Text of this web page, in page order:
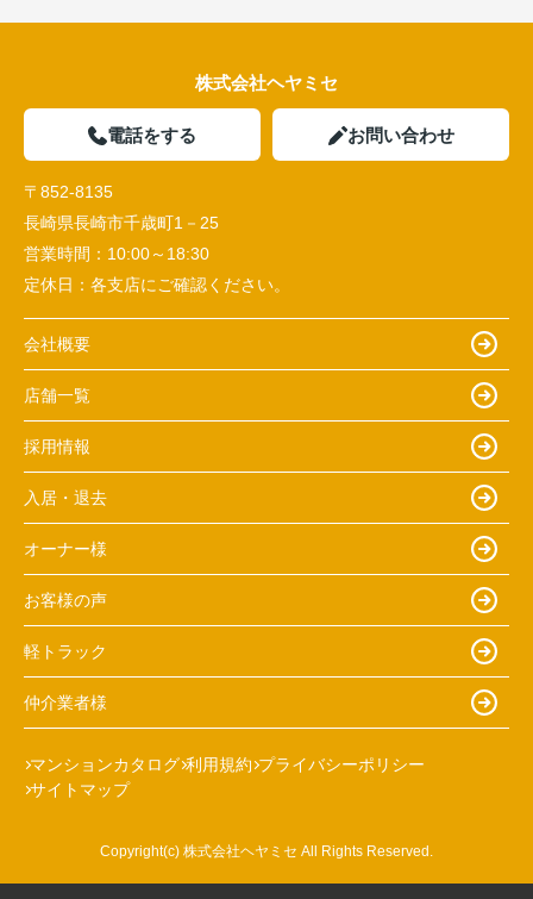
株式会社ヘヤミセ
電話をする お問い合わせ
〒852-8135
長崎県長崎市千歳町1－25
営業時間： 10:00～18:30
定休日： 各支店にご確認ください。
会社概要
店舗一覧
採用情報
入居・退去
オーナー様
お客様の声
軽トラック
仲介業者様
マンションカタログ 利用規約 プライバシーポリシー
サイトマップ
Copyright(c) 株式会社ヘヤミセ All Rights Reserved.